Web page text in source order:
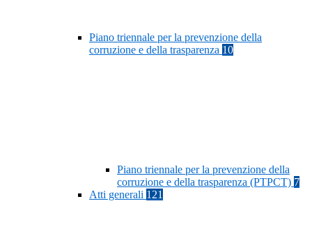
Piano triennale per la prevenzione della
corruzione e della trasparenza 10
Piano triennale per la prevenzione della
corruzione e della trasparenza (PTPCT) 7
Atti generali 121